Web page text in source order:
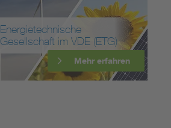
Energietechnische
Gesellschaft im VDE (ETG)
Mehr erfahren